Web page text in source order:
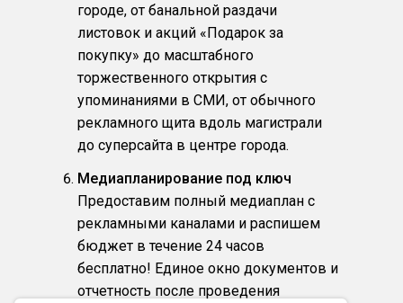
городе, от банальной раздачи
листовок и акций «Подарок за
покупку» до масштабного
торжественного открытия с
упоминаниями в СМИ, от обычного
рекламного щита вдоль магистрали
до суперсайта в центре города.
Медиапланирование под ключ
Предоставим полный медиаплан с
рекламными каналами и распишем
бюджет в течение 24 часов
бесплатно! Единое окно документов и
отчетность после проведения